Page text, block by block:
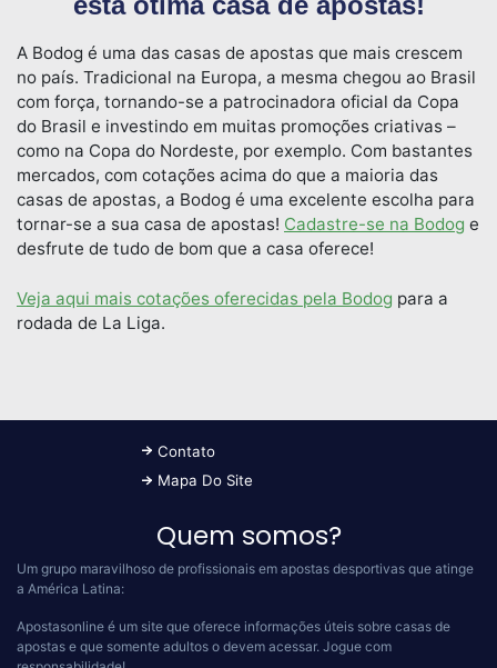
A Bodog é uma das casas de apostas que mais crescem
no país. Tradicional na Europa, a mesma chegou ao Brasil
com força, tornando-se a patrocinadora oficial da Copa
do Brasil e investindo em muitas promoções criativas –
como na Copa do Nordeste, por exemplo. Com bastantes
mercados, com cotações acima do que a maioria das
casas de apostas, a Bodog é uma excelente escolha para
tornar-se a sua casa de apostas! Cadastre-se na Bodog e
desfrute de tudo de bom que a casa oferece!
Veja aqui mais cotações oferecidas pela Bodog para a
rodada de La Liga.
Contato
Mapa Do Site
Quem somos?
Um grupo maravilhoso de profissionais em apostas desportivas que atinge
a América Latina:
Apostasonline é um site que oferece informações úteis sobre casas de
apostas e que somente adultos o devem acessar. Jogue com